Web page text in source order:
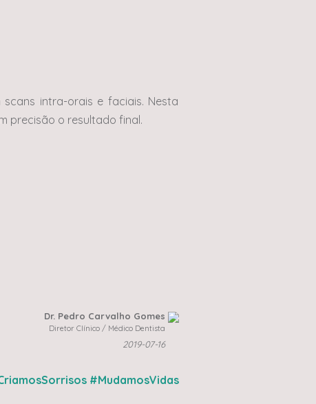
intra-orais e faciais. Nesta
precisão o resultado final.
Dr. Pedro Carvalho Gomes
Diretor Clínico / Médico Dentista
2019-07-16
#MudamosVidas